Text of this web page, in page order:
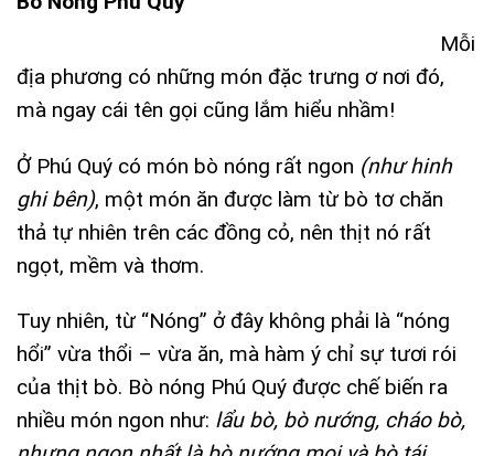
Mỗi
địa phương có những món đặc trưng ơ nơi đó,
mà ngay cái tên gọi cũng lắm hiểu nhầm!
Ở Phú Quý có món bò nóng rất ngon (như hinh
ghi bên), một món ăn được làm từ bò tơ chăn
thả tự nhiên trên các đồng cỏ, nên thịt nó rất
ngọt, mềm và thơm.
Tuy nhiên, từ “Nóng” ở đây không phải là “nóng
hổi” vừa thổi – vừa ăn, mà hàm ý chỉ sự tươi rói
của thịt bò. Bò nóng Phú Quý được chế biến ra
nhiều món ngon như: lẩu bò, bò nướng, cháo bò,